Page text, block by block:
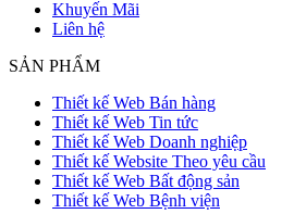
Khuyến Mãi
Liên hệ
SẢN PHẨM
Thiết kế Web Bán hàng
Thiết kế Web Tin tức
Thiết kế Web Doanh nghiệp
Thiết kế Website Theo yêu cầu
Thiết kế Web Bất động sản
Thiết kế Web Bệnh viện